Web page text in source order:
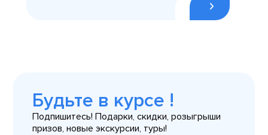
Будьте в курсе !
Подпишитесь! Подарки, скидки, розыгрыши
призов, новые экскурсии, туры!